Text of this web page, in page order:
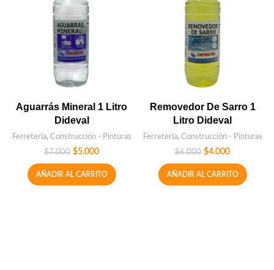
Aguarrás Mineral 1 Litro
Dideval
Ferretería, Construcción - Pinturas
$7.000 $5.000
AÑADIR AL CARRITO
Removedor De Sarro 1
Litro Dideval
Ferretería, Construcción - Pinturas
$6.000 $4.000
AÑADIR AL CARRITO